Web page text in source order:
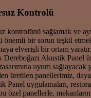
Kontrolü
kontrolünü sağlamak
bir sorun teşkil
elverişli bir ortam
Akustik Panel
uyum sağlayacak
panellerimiz,
uygulamaları,
özel panellerle,